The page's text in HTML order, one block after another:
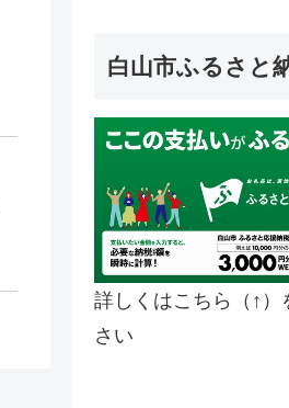
白山市ふるさと
詳しくはこちら（↑
さい